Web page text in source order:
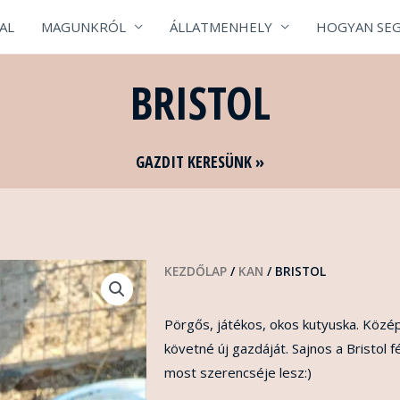
MAGUNKRÓL ÁLLATMENHELY HOGYAN
BRISTOL
GAZDIT KERESÜNK »
KEZDŐLAP / KAN / BRISTOL
Pörgős, játékos, okos kutyuska.
követné új gazdáját. Sajnos a Bristol
most szerencséje lesz:)